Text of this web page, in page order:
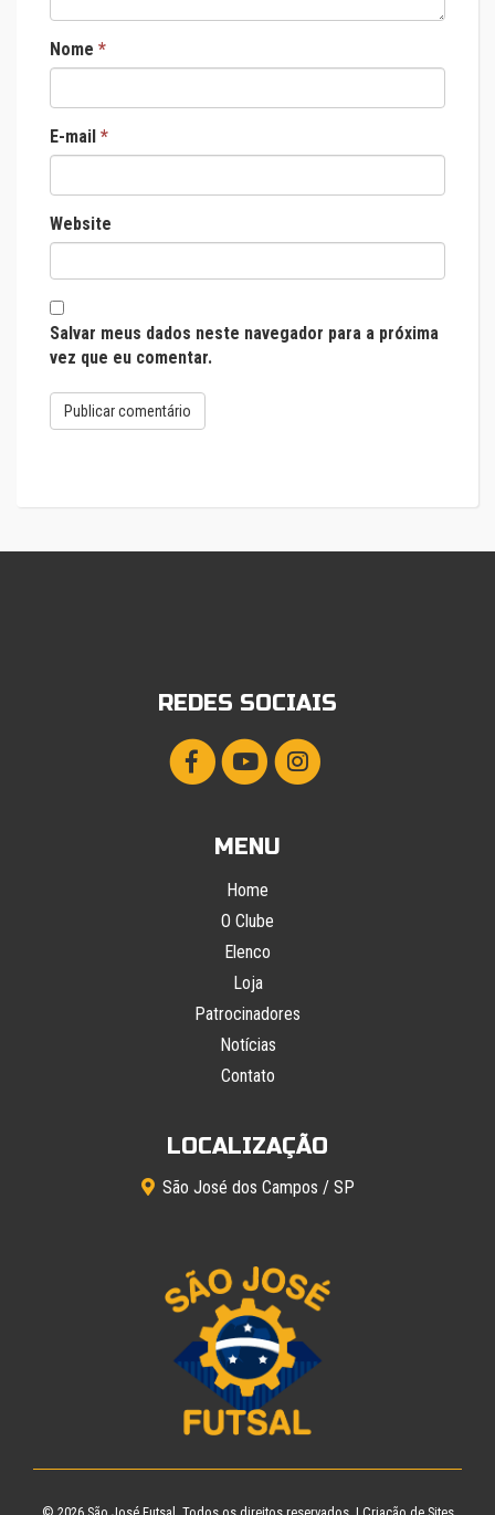
Nome *
E-mail *
Website
Salvar meus dados neste navegador para a próxima
vez que eu comentar.
REDES SOCIAIS
MENU
Home
O Clube
Elenco
Loja
Patrocinadores
Notícias
Contato
LOCALIZAÇÃO
São José dos Campos / SP